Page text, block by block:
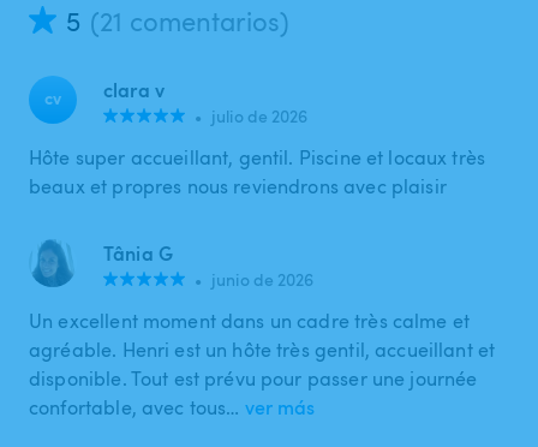
5 (21 comentarios)
cv clara v
• julio de 2026
Hôte super accueillant, gentil. Piscine et locaux très
beaux et propres nous reviendrons avec plaisir
Tânia G
• junio de 2026
Un excellent moment dans un cadre très calme et
agréable. Henri est un hôte très gentil, accueillant et
disponible. Tout est prévu pour passer une journée
confortable, avec tous… ver más